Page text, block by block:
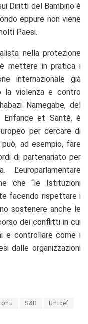
Diritti del Bambino è
eppure non viene
Paesi.
nella protezione
è mettere in pratica i
internazionale già
la violenza e contro
Namegabe, del
Enfance et Santè, è
per cercare di
può, ad esempio, fare
di partenariato per
che “le Istituzioni
facendo rispettare i
sostenere anche le
dei conflitti in cui
e controllare come i
dalle organizzazioni
onu S&D Unicef